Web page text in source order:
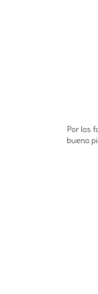
Por las
buena